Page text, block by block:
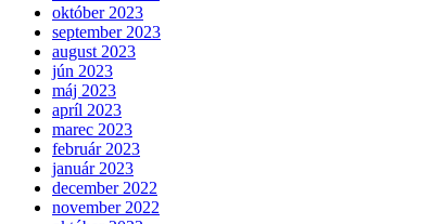
október 2023
september 2023
august 2023
jún 2023
máj 2023
apríl 2023
marec 2023
február 2023
január 2023
december 2022
november 2022